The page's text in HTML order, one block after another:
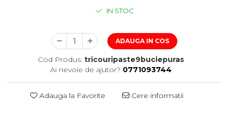
IN STOC
ADAUGA IN COS
Cod Produs: tricouripaste9buciepuras
Ai nevoie de ajutor? 0771093744
Adauga la Favorite Cere informatii